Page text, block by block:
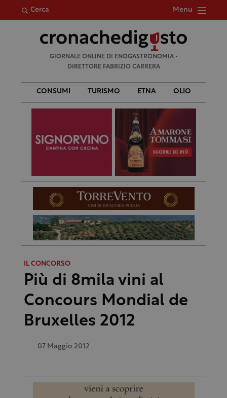
Cerca Menu
per:
GIORNALE ONLINE DI ENOGASTRONOMIA •
DIRETTORE FABRIZIO CARRERA
CONSUMI TURISMO ETNA OLIO
IL CONCORSO
Più di 8mila vini al
Concours Mondial de
Bruxelles 2012
07 Maggio 2012